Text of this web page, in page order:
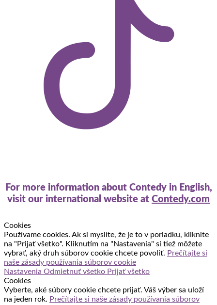
For more information about Contedy in English,
visit our international website at Contedy.com
Cookies
Používame cookies. Ak si myslíte, že je to v poriadku, kliknite
na "Prijať všetko". Kliknutím na "Nastavenia" si tiež môžete
vybrať, aký druh súborov cookie chcete povoliť. Prečítajte si
naše zásady používania súborov cookie
Nastavenia Odmietnuť všetko Prijať všetko
Cookies
Vyberte, aké súbory cookie chcete prijať. Váš výber sa uloží
na jeden rok. Prečítajte si naše zásady používania súborov